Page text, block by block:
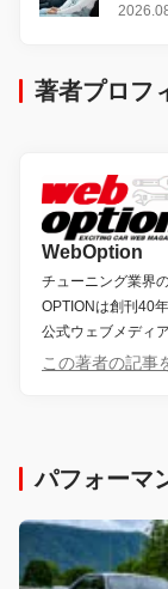
著者プロフ
WebOption
チューニング業界
OPTIONは創刊40
公式ウェブメディア
この著者の記事
パフォーマ